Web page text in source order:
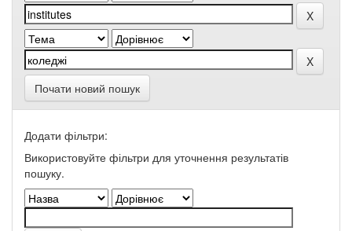
Почати новий пошук
Додати фільтри:
Використовуйте фільтри для уточнення результатів
пошуку.